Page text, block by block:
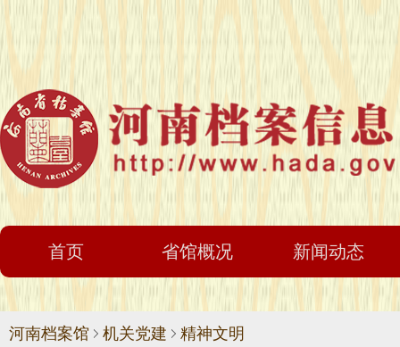
首页 省馆概况 新闻动态
河南档案馆 机关党建 精神文明